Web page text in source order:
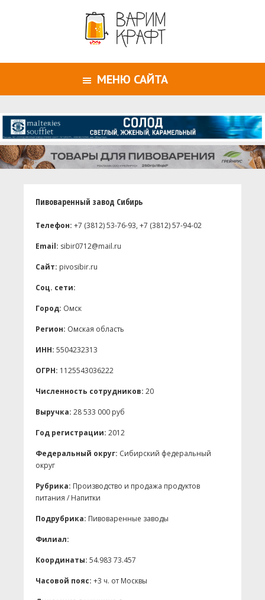
МЕНЮ САЙТА
Пивоваренный завод Сибирь
Телефон: +7 (3812) 53-76-93, +7 (3812) 57-94-02
Email: sibir0712@mail.ru
Сайт: pivosibir.ru
Соц. сети:
Город: Омск
Регион: Омская область
ИНН: 5504232313
ОГРН: 1125543036222
Численность сотрудников: 20
Выручка: 28 533 000 руб
Год регистрации: 2012
Федеральный округ: Сибирский федеральный
округ
Рубрика: Производство и продажа продуктов
питания / Напитки
Подрубрика: Пивоваренные заводы
Филиал:
Координаты: 54.983 73.457
Часовой пояс: +3 ч. от Москвы